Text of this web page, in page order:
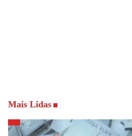
Mais Lidas